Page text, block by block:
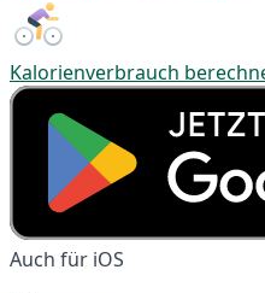
Kalorienverbrauch
Auch für iOS